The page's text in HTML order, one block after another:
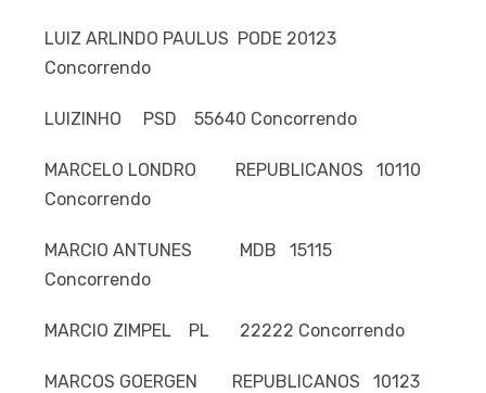
LUIZ ARLINDO PAULUS PODE 20123
Concorrendo
LUIZINHO PSD 55640 Concorrendo
MARCELO LONDRO REPUBLICANOS 10110
Concorrendo
MARCIO ANTUNES MDB 15115
Concorrendo
MARCIO ZIMPEL PL 22222 Concorrendo
MARCOS GOERGEN REPUBLICANOS 10123